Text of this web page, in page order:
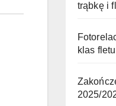
trąbkę i
klas
2025/